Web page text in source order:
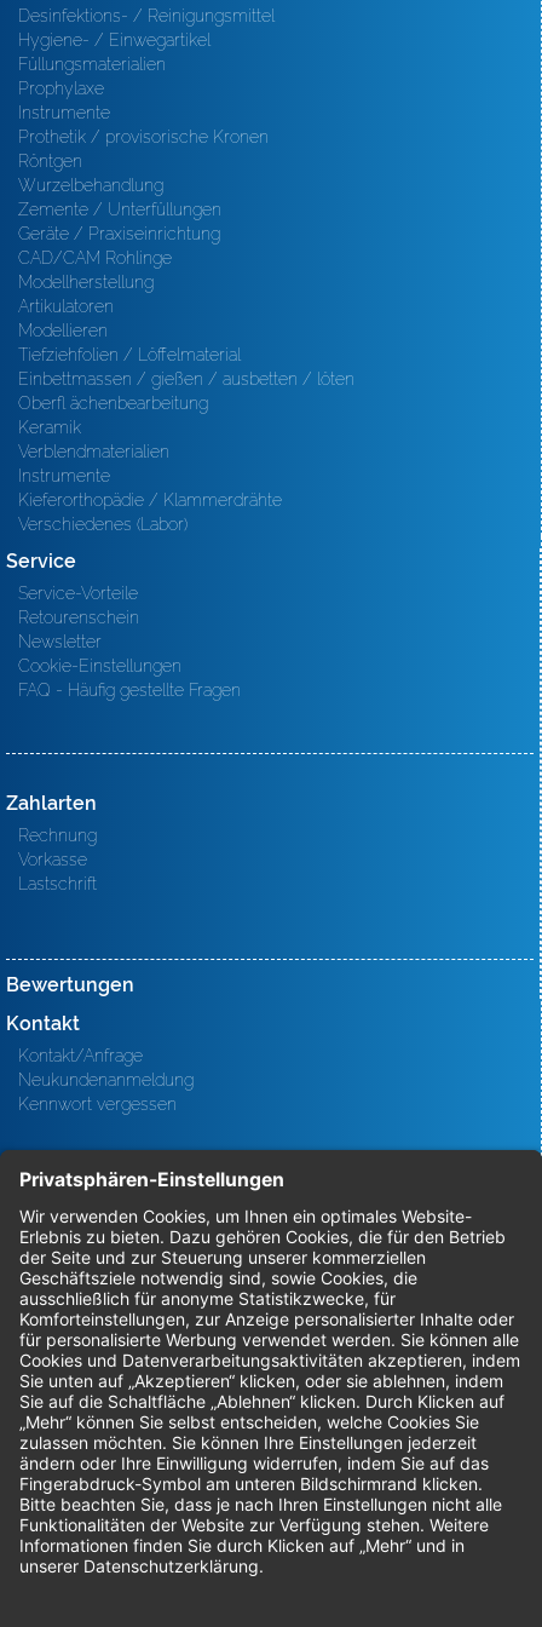
Desinfektions- / Reinigungsmittel
Hygiene- / Einwegartikel
Füllungsmaterialien
Prophylaxe
Instrumente
Prothetik / provisorische Kronen
Röntgen
Wurzelbehandlung
Zemente / Unterfüllungen
Geräte / Praxiseinrichtung
CAD/CAM Rohlinge
Modellherstellung
Artikulatoren
Modellieren
Tiefziehfolien / Löffelmaterial
Einbettmassen / gießen / ausbetten / löten
Oberfl ächenbearbeitung
Keramik
Verblendmaterialien
Instrumente
Kieferorthopädie / Klammerdrähte
Verschiedenes (Labor)
Service
Service-Vorteile
Retourenschein
Newsletter
Cookie-Einstellungen
FAQ - Häufig gestellte Fragen
Zahlarten
Rechnung
Vorkasse
Lastschrift
Bewertungen
Kontakt
Kontakt/Anfrage
Neukundenanmeldung
Kennwort vergessen
Bestellungen
Sendung verfolgen
Geprüfter Shop